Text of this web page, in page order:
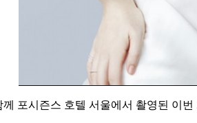
포시즌스 호텔 서울에서 촬영된 이